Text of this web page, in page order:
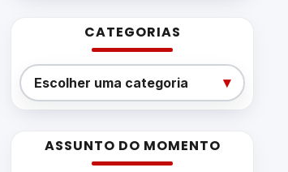
CATEGORIAS
Categorias
Escolher uma categoria ▾
ASSUNTO DO MOMENTO